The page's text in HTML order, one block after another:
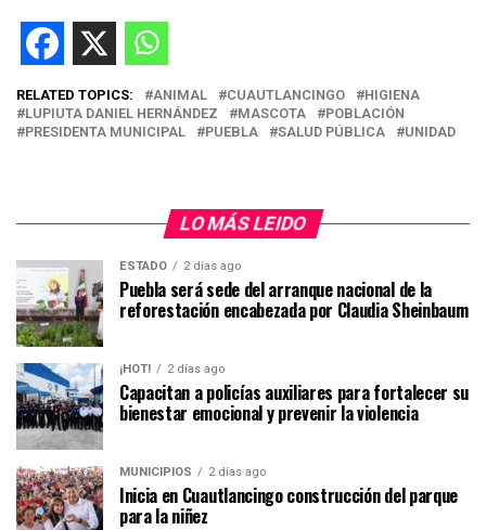
RELATED TOPICS: ANIMAL CUAUTLANCINGO
HIGIENA
LUPIUTA DANIEL HERNÁNDEZ
MASCOTA
POBLACIÓN
PRESIDENTA MUNICIPAL
PUEBLA SALUD PÚBLICA UNIDAD
LO MÁS LEIDO
ESTADO 2 días ago
Puebla será sede del arranque nacional de la
reforestación encabezada por Claudia Sheinbaum
¡HOT! 2 días ago
Capacitan a policías auxiliares para fortalecer su
bienestar emocional y prevenir la violencia
MUNICIPIOS 2 días ago
Inicia en Cuautlancingo construcción del parque
para la niñez